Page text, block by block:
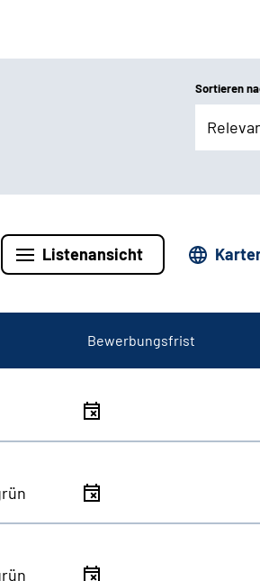
Sortieren
Listenansicht
Bewerbungsfrist